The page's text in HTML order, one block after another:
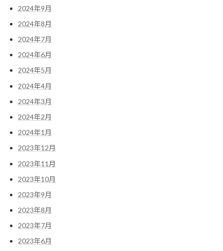
2024年9月
2024年8月
2024年7月
2024年6月
2024年5月
2024年4月
2024年3月
2024年2月
2024年1月
2023年12月
2023年11月
2023年10月
2023年9月
2023年8月
2023年7月
2023年6月